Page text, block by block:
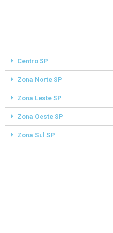
Centro SP
Zona Norte SP
Zona Leste SP
Zona Oeste SP
Zona Sul SP